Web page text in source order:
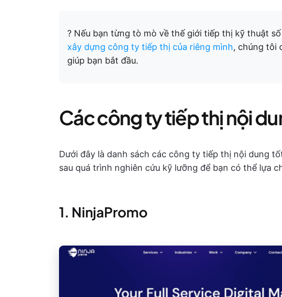
? Nếu bạn từng tò mò về thế giới tiếp thị kỹ thuật
xây dựng công ty tiếp thị của riêng mình, chúng tôi
giúp bạn bắt đầu.
Các công ty tiếp thị nội
Dưới đây là danh sách các công ty tiếp thị nội dung
sau quá trình nghiên cứu kỹ lưỡng để bạn có thể lựa
1. NinjaPromo